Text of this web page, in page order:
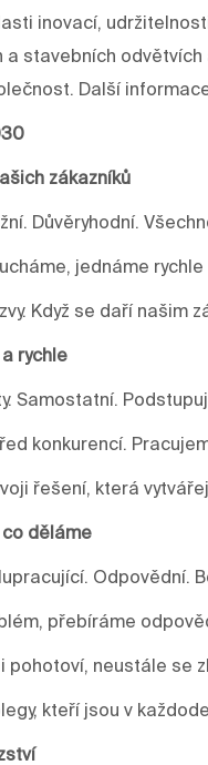
inovací,
stavebních
Další
zákazníků
Důvěryhodní.
jednáme
Když se daří našim
rychle
Samostatní.
konkurencí.
řešení, která
co děláme
Odpovědní.
přebíráme
pohotoví, neustále se
kteří jsou v